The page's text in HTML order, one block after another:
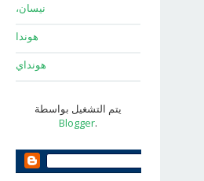
نيسان،
هوندا
هونداي
يتم التشغيل بواسطة
Blogger.